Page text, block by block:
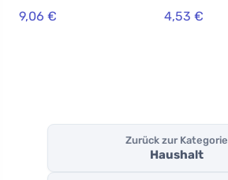
9,06 € 4,53 €
Zurück zur Kategorie
Haushalt